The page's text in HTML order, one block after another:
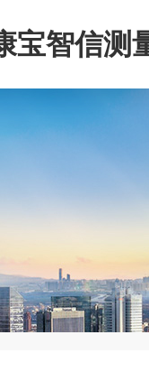
宝智信测
公司